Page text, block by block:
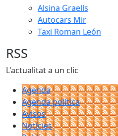
Alsina Graells
Autocars Mir
Taxi Roman León
RSS
L'actualitat a un clic
Agenda
Agenda política
Avisos
Notícies